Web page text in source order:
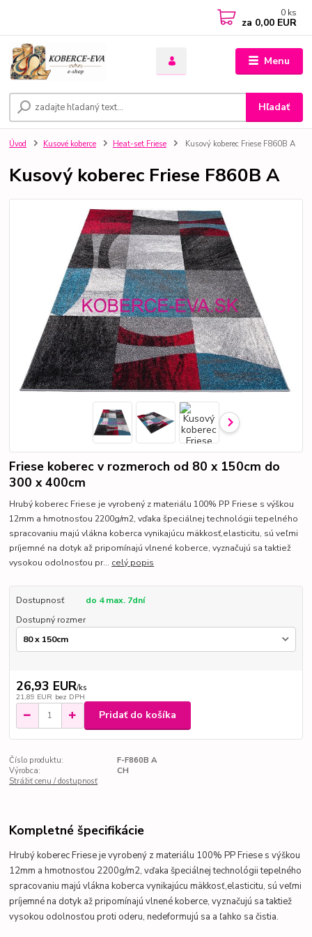
Menu
Hľadať
0 ks
za 0,00 EUR
Úvod Kusové koberce Heat-set Friese Kusový koberec Friese F860B A
Kusový koberec Friese F860B A
Friese koberec v rozmeroch od 80 x 150cm do
300 x 400cm
Hrubý koberec Friese je vyrobený z materiálu 100% PP Friese s výškou
12mm a hmotnosťou 2200g/m2, vďaka špeciálnej technológii tepelného
spracovaniu majú vlákna koberca vynikajúcu mäkkosť,elasticitu, sú veľmi
príjemné na dotyk až pripomínajú vlnené koberce, vyznačujú sa taktiež
vysokou odolnosťou pr... celý popis
Dostupnosť
do 4 max. 7dní
Dostupný rozmer
26,93 EUR/ks
21,89 EUR bez DPH
Pridať do košíka
Číslo produktu:
F-F860B A
Výrobca:
CH
Strážiť cenu / dostupnosť
Kompletné špecifikácie
Hrubý koberec Friese je vyrobený z materiálu 100% PP Friese s výškou
12mm a hmotnosťou 2200g/m2, vďaka špeciálnej technológii tepelného
spracovaniu majú vlákna kobercavynikajúcu mäkkosť,elasticitu, sú veľmi
príjemné na dotyk až pripomínajú vlnené koberce,vyznačujú sa taktiež
vysokou odolnosťou proti oderu, nedeformujú sa a ľahko sa čistia.